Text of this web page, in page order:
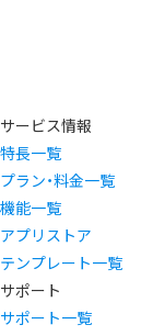
サービス情報
特長一覧
プラン・料金一覧
機能一覧
アプリストア
テンプレート一覧
サポート
サポート一覧